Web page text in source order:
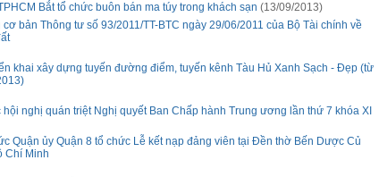
Bắt tổ chức buôn bán ma túy trong khách sạn (13/09/2013)
bản Thông tư số 93/2011/TT-BTC ngày 29/06/2011 của Bộ Tài chính về
khai xây dựng tuyến đường điểm, tuyến kênh Tàu Hủ Xanh Sạch - Đẹp (từ
nghị quán triệt Nghị quyết Ban Chấp hành Trung ương lần thứ 7 khóa XI
Quận ủy Quận 8 tổ chức Lễ kết nạp đảng viên tại Đền thờ Bến Dược Củ
Chí Minh